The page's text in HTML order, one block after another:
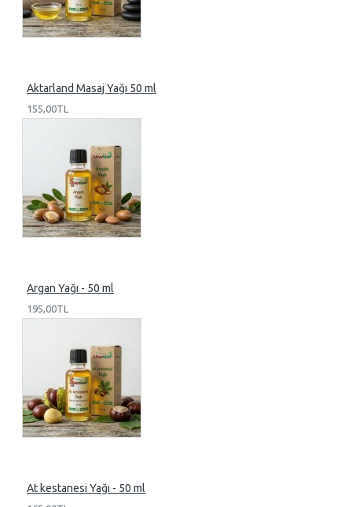
Aktarland Masaj Yağı 50 ml
155,00TL
Argan Yağı - 50 ml
195,00TL
At kestanesi Yağı - 50 ml